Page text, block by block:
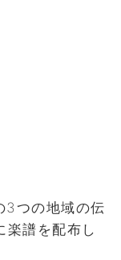
3つの地域の伝
楽譜を配布し